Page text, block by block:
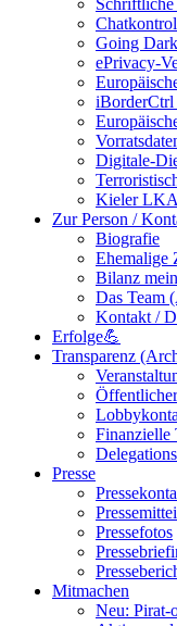
Going
ePrivacy-
Digitale-
Kieler
Zur Person /
Biografie
Ehemalige
Bilanz
Das Team
Kontakt /
Erfolge💪
Transparenz
Finanzielle
Presse
Pressefotos
Mitmachen
Neu: Pirat-